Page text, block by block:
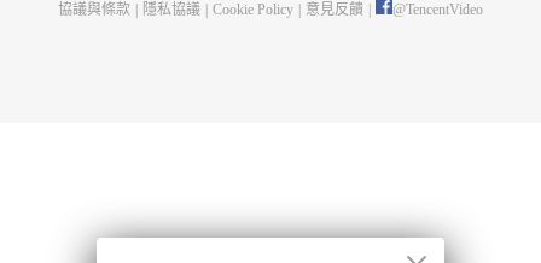
協議與條款
隱私協議 Cookie Policy 意見反饋 @TencentVideo